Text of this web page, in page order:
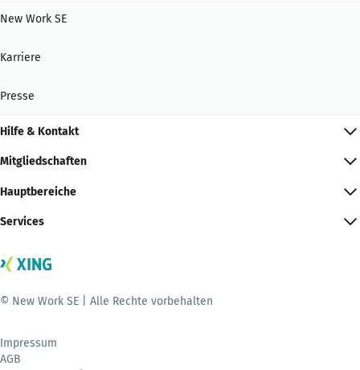
New Work SE
Karriere
Presse
Hilfe & Kontakt
Mitgliedschaften
Hauptbereiche
Services
© New Work SE | Alle Rechte vorbehalten
Impressum
AGB